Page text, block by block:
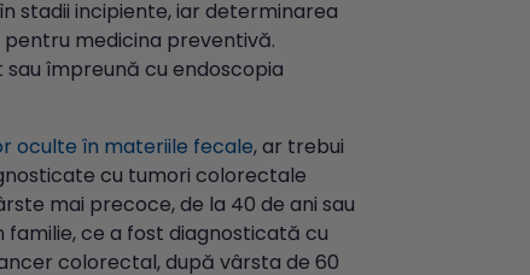
stadii incipiente, iar determinarea
medicina preventivă.
împreună cu endoscopia
oculte în materiile fecale, ar trebui
cu tumori colorectale
mai precoce, de la 40 de ani sau
familie, ce a fost diagnosticată cu
colorectal, după vârsta de 60